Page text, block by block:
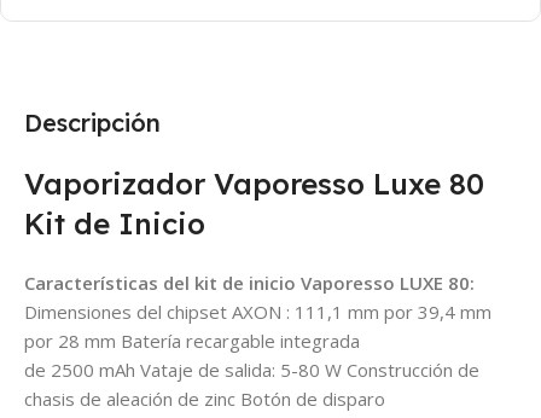
Descripción
Vaporizador Vaporesso Luxe 80
Kit de Inicio
Características del kit de inicio Vaporesso LUXE 80:
Dimensiones del chipset AXON : 111,1 mm por 39,4 mm
por 28 mm Batería recargable integrada
de 2500 mAh Vataje de salida: 5-80 W Construcción de
chasis de aleación de zinc Botón de disparo